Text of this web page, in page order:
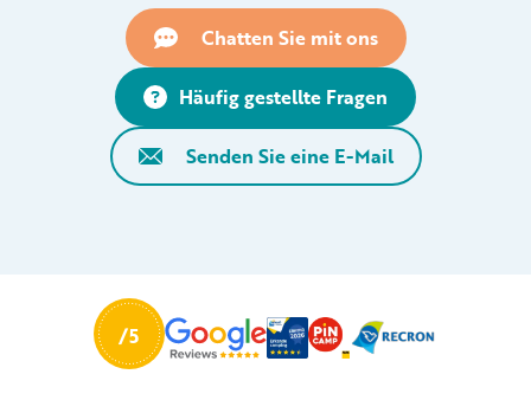
Chatten Sie mit ons
Häufig gestellte Fragen
Senden Sie eine E-Mail